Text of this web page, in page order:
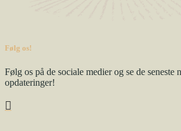
Følg os!
Følg os på de sociale medier og se de seneste
opdateringer!